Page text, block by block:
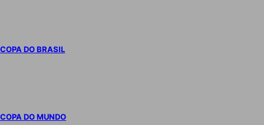
COPA DO BRASIL
COPA DO MUNDO